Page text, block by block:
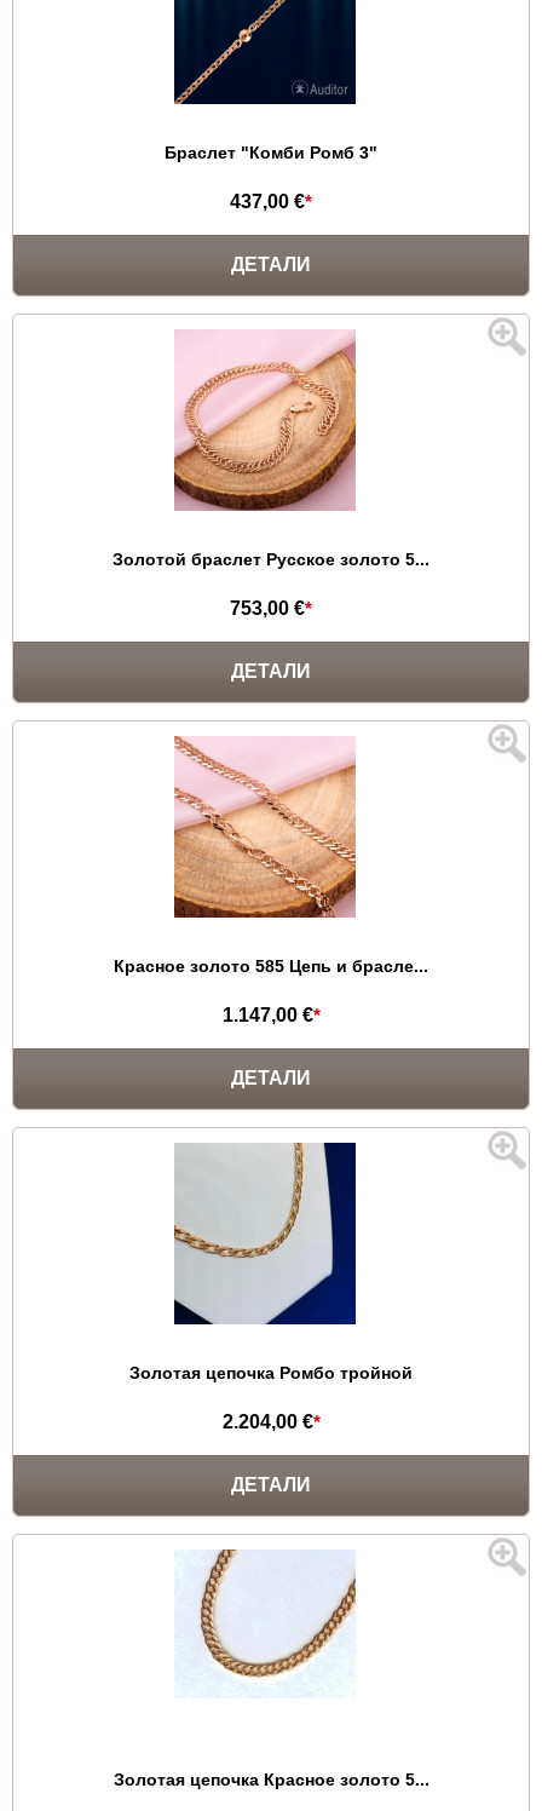
Браслет "Комби Ромб 3"
437,00 €*
ДЕТАЛИ
Золотой браслет Русское золото 5...
753,00 €*
ДЕТАЛИ
Красное золото 585 Цепь и брасле...
1.147,00 €*
ДЕТАЛИ
Золотая цепочка Ромбо тройной
2.204,00 €*
ДЕТАЛИ
Золотая цепочка Красное золото 5...